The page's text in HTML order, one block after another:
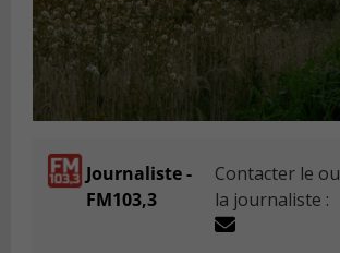
Journaliste -
FM103,3
Contacter le ou
la journaliste :